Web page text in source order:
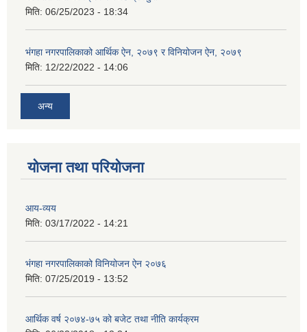
मिति: 06/25/2023 - 18:34
भंगहा नगरपालिकाको आर्थिक ऐन, २०७९ र विनियोजन ऐन, २०७९
मिति: 12/22/2022 - 14:06
अन्य
योजना तथा परियोजना
आय-व्यय
मिति: 03/17/2022 - 14:21
भंगहा नगरपालिकाको विनियोजन ऐन २०७६
मिति: 07/25/2019 - 13:52
आर्थिक वर्ष २०७४-७५ को बजेट तथा नीति कार्यक्रम